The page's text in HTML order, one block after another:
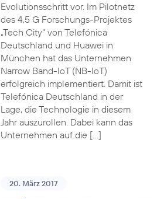
Evolutionsschritt vor. Im Pilotnetz
des 4,5 G Forschungs-Projektes
„Tech City“ von Telefónica
Deutschland und Huawei in
München hat das Unternehmen
Narrow Band-IoT (NB-IoT)
erfolgreich implementiert. Damit ist
Telefónica Deutschland in der
Lage, die Technologie in diesem
Jahr auszurollen. Dabei kann das
Unternehmen auf die […]
20. März 2017